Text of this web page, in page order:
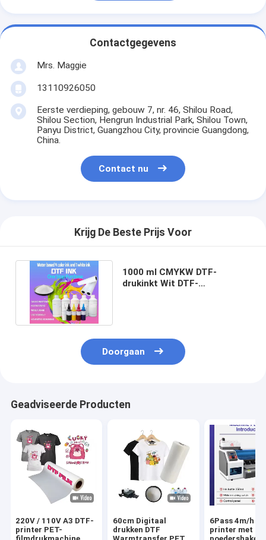
Contactgegevens
Mrs. Maggie
13110926050
Eerste verdieping, gebouw 7, nr. 46, Shilou Road,
Shilou Section, Hengrun Industrial Park, Shilou Town,
Panyu District, Guangzhou City, provincie Guangdong,
China.
Contact nu
Krijg De Beste Prijs Voor
1000 ml CMYKW DTF-
drukinkt Wit DTF-
Doorgaan
Geadviseerde Producten
220V / 110V A3 DTF-
printer PET-
60cm Digitaal
drukken DTF
6Pass 4m/h
printer met